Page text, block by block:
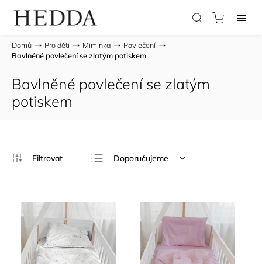
Domů / Pro děti / Miminka / Povlečení /
Bavlněné povlečení se zlatým potiskem
Bavlněné povlečení se zlatým
potiskem
Doporučujeme
Nejprodávanější
Abecedně